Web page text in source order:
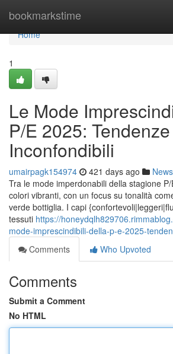
bookmarkstime
Home
Home
1
Le Mode
P/E 2025: Tendenze
Inconfondibili
umairpagk154974 421 days ago News
Tra le mode imperdonabili della stagione
colori vibranti, con un focus su tonalità
verde bottiglia. I capi
tessuti https://
mode-imprescindibili-della-p-e-2025-
Comments
Who Upvoted
Comments
Submit a Comment
No HTML